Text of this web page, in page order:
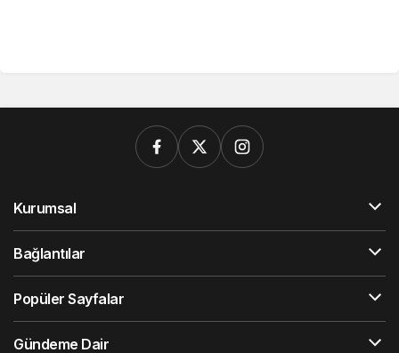
Kurumsal
Bağlantılar
Popüler Sayfalar
Gündeme Dair